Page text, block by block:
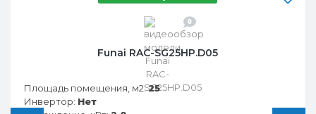
0
Funai RAC-SG25HP.D05
Площадь помещения, м2:25
Инвертор: Нет